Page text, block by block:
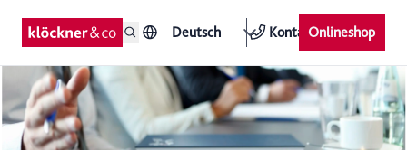
Deutsch KontaktOnlineshop